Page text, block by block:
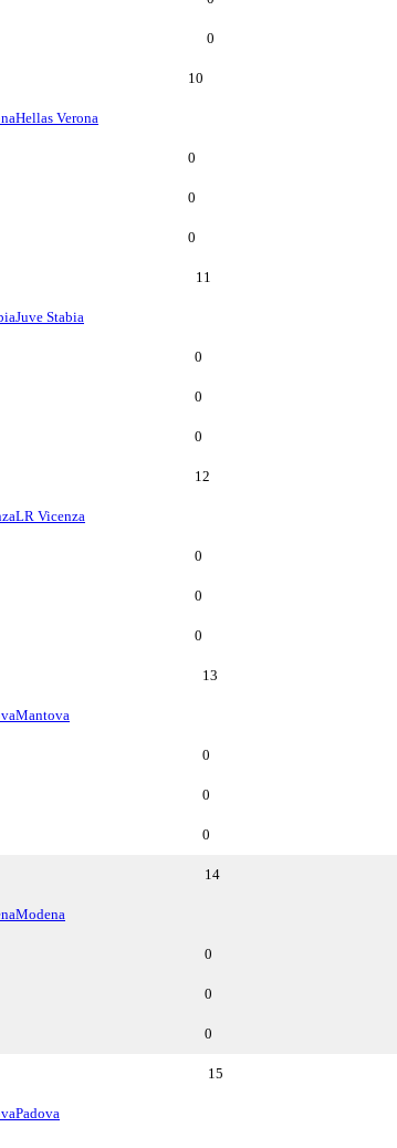
0
10
Hellas Verona
0
0
0
11
Juve Stabia
0
0
0
12
LR Vicenza
0
0
0
13
Mantova
0
0
0
14
Modena
0
0
0
15
Padova